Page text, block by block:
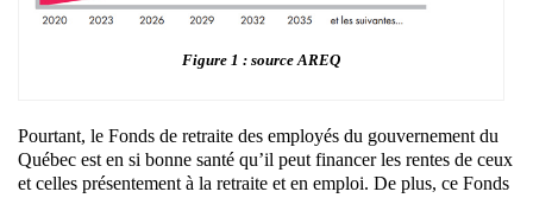
Figure 1 : source AREQ
Pourtant, le Fonds de retraite des employés du gouvernement du
Québec est en si bonne santé qu’il peut financer les rentes de ceux
et celles présentement à la retraite et en emploi. De plus, ce Fonds